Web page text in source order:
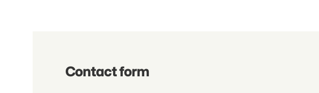
Contact form